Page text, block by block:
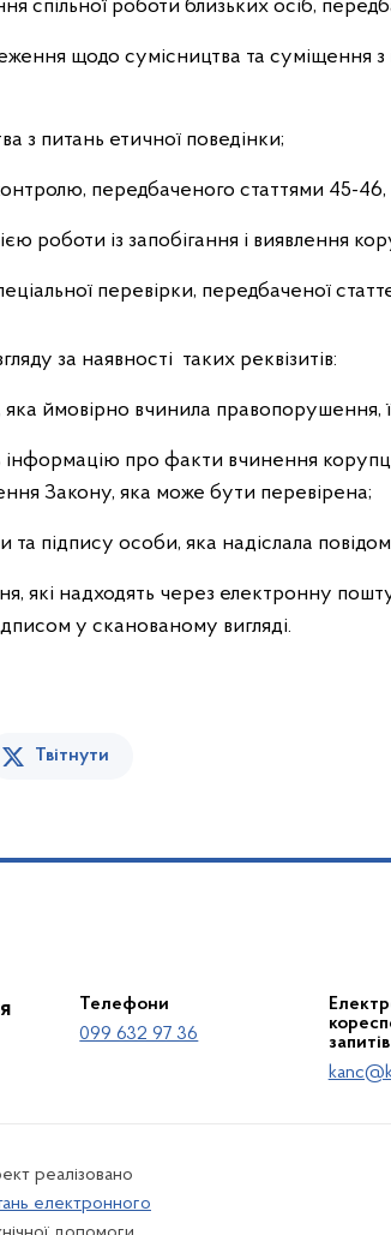
роботи близьких осіб,
щодо сумісництва та суміщення з
з питань етичної поведінки;
передбаченого статтями 45-
роботи із запобігання і виявлення
перевірки, передбаченої
за наявності таких реквізитів:
яка ймовірно вчинила правопорушення,
інформацію про факти вчинення
Закону, яка може бути перевірена;
та підпису особи, яка надіслала
які надходять через електронну
у сканованому вигляді.
Твітнути
Телефони
099 632 97 36
реалізовано
електронного